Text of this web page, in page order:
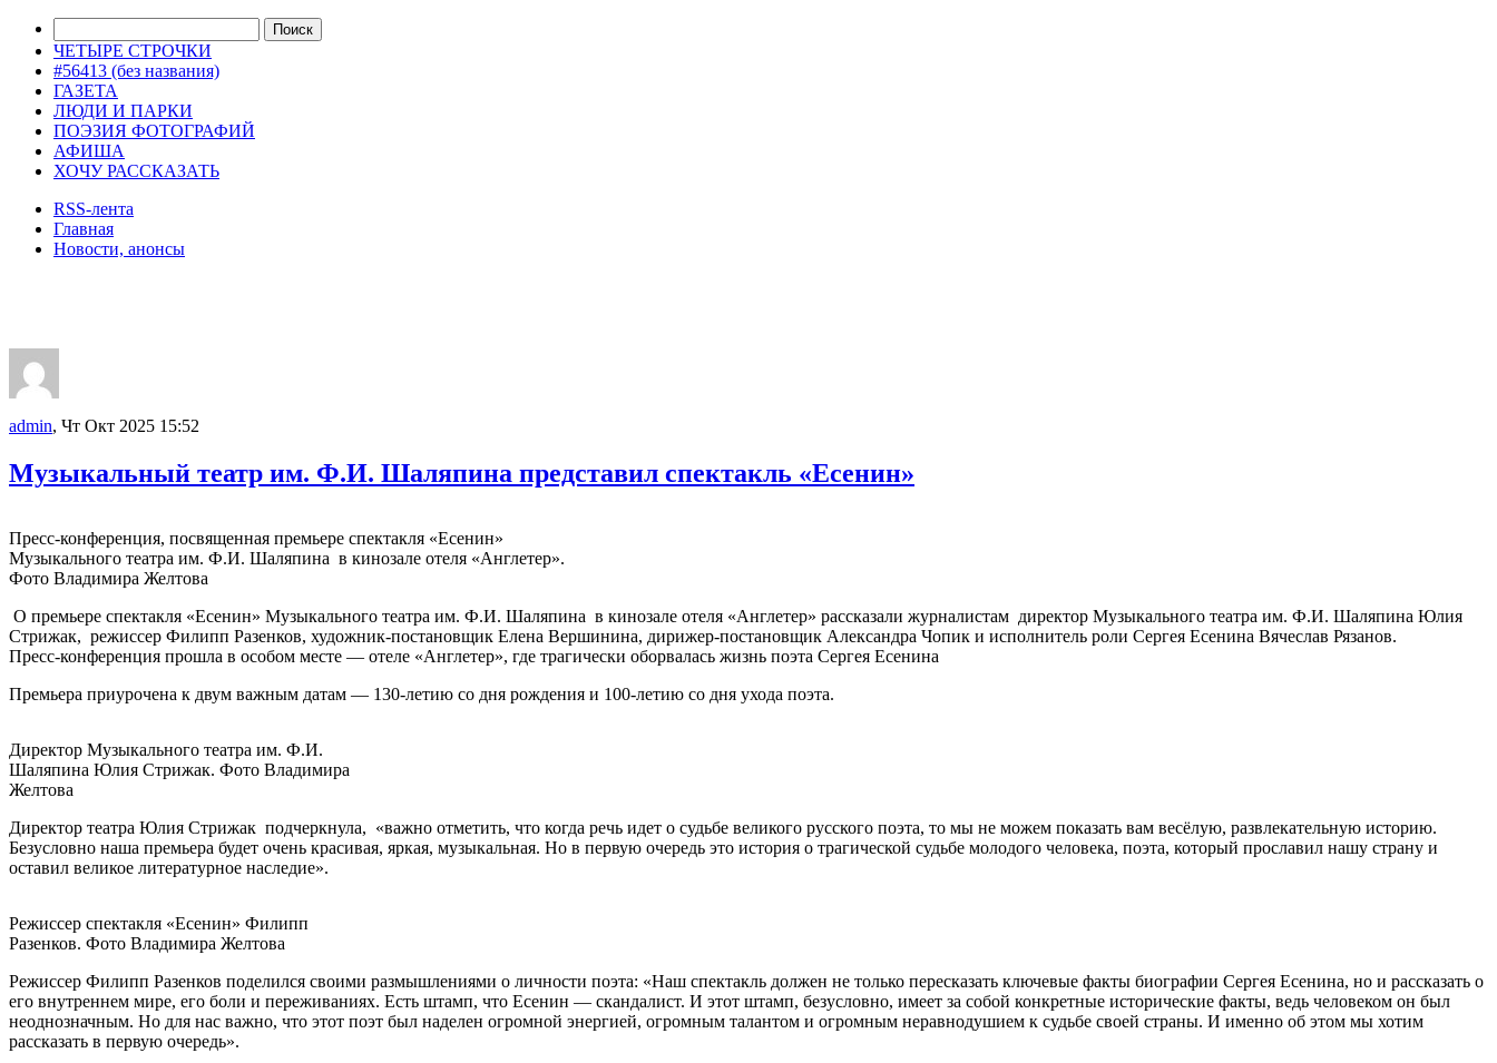
ЧЕТЫРЕ СТРОЧКИ
#56413 (без названия)
ГАЗЕТА
ЛЮДИ И ПАРКИ
ПОЭЗИЯ ФОТОГРАФИЙ
АФИША
ХОЧУ РАССКАЗАТЬ
RSS-лента
Главная
Новости, анонсы
admin, Чт Окт 2025 15:52
Музыкальный театр им. Ф.И. Шаляпина представил спектакль «Есенин»
Пресс-конференция, посвященная премьере спектакля «Есенин»
Музыкального театра им. Ф.И. Шаляпина в кинозале отеля «Англетер».
Фото Владимира Желтова
О премьере спектакля «Есенин» Музыкального театра им. Ф.И. Шаляпина в кинозале отеля «Англетер» рассказали журналистам директор Музыкального театра им. Ф.И. Шаляпина Юлия
Стрижак, режиссер Филипп Разенков, художник-постановщик Елена Вершинина, дирижер-постановщик Александра Чопик и исполнитель роли Сергея Есенина Вячеслав Рязанов.
Пресс-конференция прошла в особом месте — отеле «Англетер», где трагически оборвалась жизнь поэта Сергея Есенина
Премьера приурочена к двум важным датам — 130-летию со дня рождения и 100-летию со дня ухода поэта.
Директор Музыкального театра им. Ф.И.
Шаляпина Юлия Стрижак. Фото Владимира
Желтова
Директор театра Юлия Стрижак подчеркнула, «важно отметить, что когда речь идет о судьбе великого русского поэта, то мы не можем показать вам весёлую, развлекательную историю.
Безусловно наша премьера будет очень красивая, яркая, музыкальная. Но в первую очередь это история о трагической судьбе молодого человека, поэта, который прославил нашу страну и
оставил великое литературное наследие».
Режиссер спектакля «Есенин» Филипп
Разенков. Фото Владимира Желтова
Режиссер Филипп Разенков поделился своими размышлениями о личности поэта: «Наш спектакль должен не только пересказать ключевые факты биографии Сергея Есенина, но и рассказать о
его внутреннем мире, его боли и переживаниях. Есть штамп, что Есенин — скандалист. И этот штамп, безусловно, имеет за собой конкретные исторические факты, ведь человеком он был
неоднозначным. Но для нас важно, что этот поэт был наделен огромной энергией, огромным талантом и огромным неравнодушием к судьбе своей страны. И именно об этом мы хотим
рассказать в первую очередь».